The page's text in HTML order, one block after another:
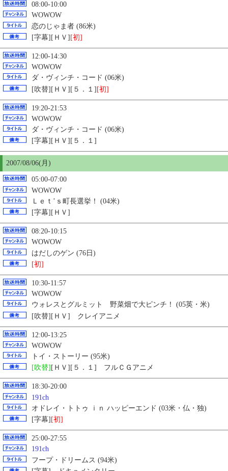
08:00-10:00
WOWOW
恋のじゃま者 (86米)
[字幕][ＨＶ] [初]
12:00-14:30
WOWOW
ダ・ヴィンチ・コード (06米)
[吹替][ＨＶ][５．１][初]
19:20-21:53
WOWOW
ダ・ヴィンチ・コード (06米)
[字幕][ＨＶ][５．１]
2007/08/06(月)
05:00-07:00
WOWOW
Ｌｅｔ’ｓ町長選挙！ (04米)
[字幕][ＨＶ]
08:20-10:15
WOWOW
はだしのゲン (76日)
[初]
10:30-11:57
WOWOW
ウォレスとグルミット 野菜畑で大ピンチ！ (05英・米)
[吹替][ＨＶ] クレイアニメ
12:00-13:25
WOWOW
トイ・ストーリー (95米)
[吹替] [ＨＶ][５．１] フルＣＧアニメ
18:30-20:00
191ch
オドレイ・トトゥ ｉｎ ハッピーエンド (03米・仏・独)
[字幕] [初]
25:00-27:55
191ch
フープ・ドリームス (94米)